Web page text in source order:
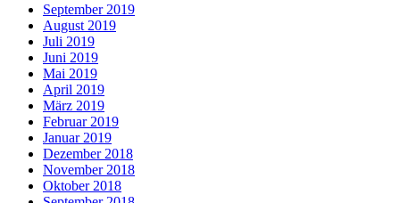
September 2019
August 2019
Juli 2019
Juni 2019
Mai 2019
April 2019
März 2019
Februar 2019
Januar 2019
Dezember 2018
November 2018
Oktober 2018